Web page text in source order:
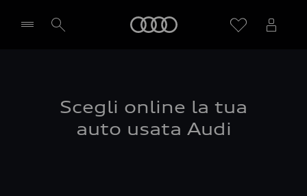
Scegli online la tua
auto usata Audi